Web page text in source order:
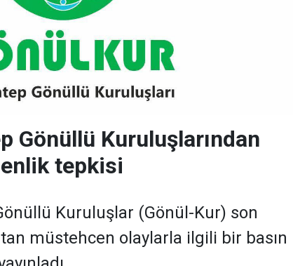
Gönüllü Kuruluşlarından
tepkisi
Kuruluşlar (Gönül-Kur) son
müstehcen olaylarla ilgili bir basın